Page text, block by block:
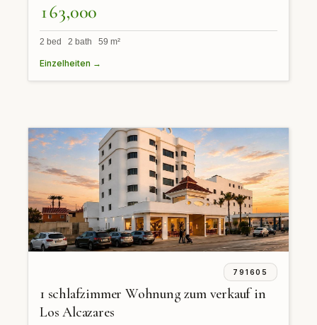
163,000
2 bed 2 bath 59 m²
Einzelheiten →
791605
1 schlafzimmer Wohnung zum verkauf in
Los Alcazares